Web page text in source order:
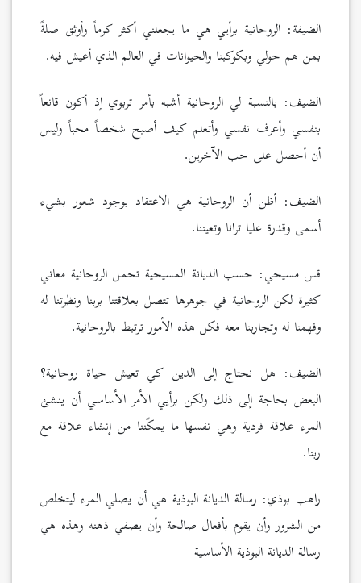
الضيفة: الروحانية برأيي هي ما يجعلني أكثر كرماً وأوثق صلةً
بمن هم حولي وبكوكبنا والحيوانات في العالم الذي أعيش فيه.
الضيف: بالنسبة لي الروحانية أشبه بأمر تربوي إذ أكون قانعاً
بنفسي وأعرف نفسي وأتعلم كيف أصبح شخصاً محباً وليس
أن أحصل على حب الآخرين.
الضيف: أظن أن الروحانية هي الاعتقاد بوجود شعور بشيء
أسمى وقدرة عليا ترانا وتعيننا.
قس مسيحي: حسب الديانة المسيحية تحمل الروحانية معاني
كثيرة لكن الروحانية في جوهرها تتصل بعلاقتنا بربنا ونظرتنا له
وفهمنا له وتجاربنا معه فكل هذه الأمور ترتبط بالروحانية.
الضيف: هل نحتاج إلى الدين كي تعيش حياة روحانية؟
البعض بحاجة إلى ذلك ولكن برأيي الأمر الأساسي أن ينشئ
المرء علاقة فردية وهي نفسها ما يمكّننا من إنشاء علاقة مع
ربنا.
راهب بوذي: رسالة الديانة البوذية هي أن يصلي المرء ليتخلص
من الشرور وأن يقوم بأفعال صالحة وأن يصفي ذهنه وهذه هي
رسالة الديانة البوذية الأساسية